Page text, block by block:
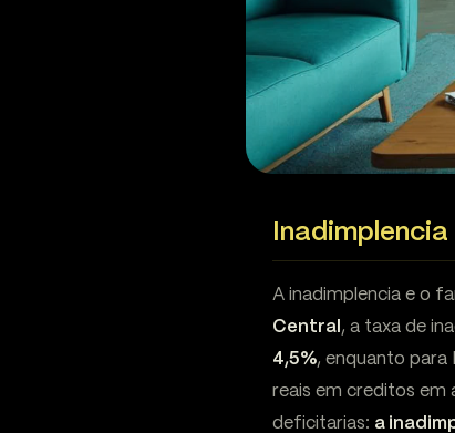
A inadimplencia e o
Central , a taxa de
4,5%, enquanto para
reais em creditos em
deficitarias: a